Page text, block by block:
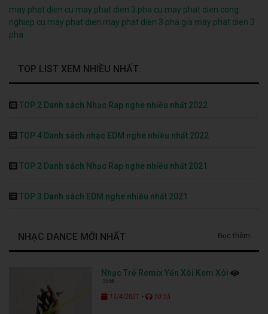
may phat dien cu may phat dien 3 pha cu may phat dien cong
nghiep cu may phat dien may phat dien 3 pha gia may phat dien 3
pha
TOP LIST XEM NHIỀU NHẤT
TOP 2 Danh sách Nhạc Rap nghe nhiều nhất 2022
TOP 4 Danh sách nhạc EDM nghe nhiều nhất 2022
TOP 2 Danh sách Nhạc Rap nghe nhiều nhất 2021
TOP 3 Danh sách EDM nghe nhiều nhất 2021
NHẠC DANCE MỚI NHẤT Đọc thêm
Nhạc Trẻ Remix Yến Xôi Kem Xôi
3568
11/4/2021 - 50:55